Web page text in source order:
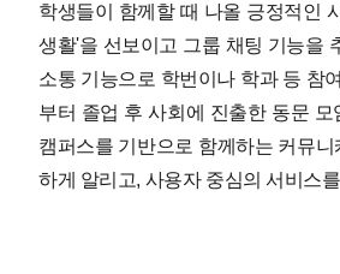
학생들이 함께할 때 나올 긍정적인
생활'을 선보이고 그룹 채팅 기능을
소통 기능으로 학번이나 학과 등 참
부터 졸업 후 사회에 진출한 동문
캠퍼스를 기반으로 함께하는 커뮤
하게 알리고, 사용자 중심의 서비스